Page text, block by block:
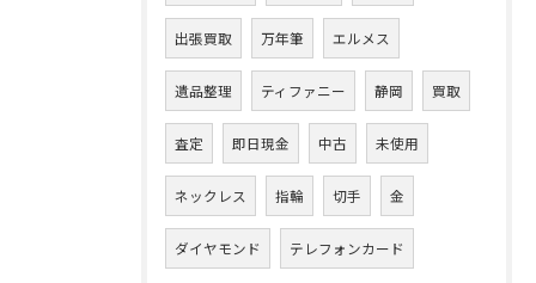
出張買取 万年筆 エルメス
遺品整理 ティファニー 静岡 買取
査定 即日現金 中古 未使用
ネックレス 指輪 切手 金
ダイヤモンド テレフォンカード